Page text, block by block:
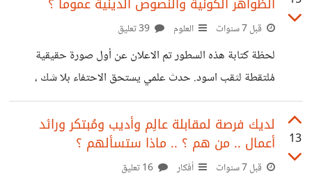
والصوتية. إلا أنه كالعادة يبرز في الطرف الآخر سؤال مُلح : ماذا
عن الإباحية المُفرطة في المسلسل ؟ المسلسل غاية في الإبداع
في كل عناصره، وهو حتماً يخاطب المراهقين والشباب ذوي
الخيال الخصب .. وفي نفس الوقت يتضمن مشاهد اباحية كثيفة
قبل 7 سنوات العلوم
لحظة كتابة هذه السطور تم الاعلان عن أول صورة حقيقية
مُلتقطة لثقب اسود. حدث علمي يستحق الاحتفاء بلا شك ،
بإعتبار ان كافة الصور الخاصة بالثقوب السوداء كانت صوراً
مُصممة كمبيوترياً بناءً على تصورات العلماء ، تصورات العلماء التي
اتضح انها دقيقة بشدّة بخصوص شكله وتكوينه على اي حال.
تبقى الريادة دائماً لعلماء الفيزياء النظرية الذين يمكنهم استنتاج
13
لديك فرصة لمقابلة عالِم وأديب ومُبتكر ورائد
أعمال .. من هم ؟ .. ماذا ستسألهم ؟
قبل 7 سنوات أفكار